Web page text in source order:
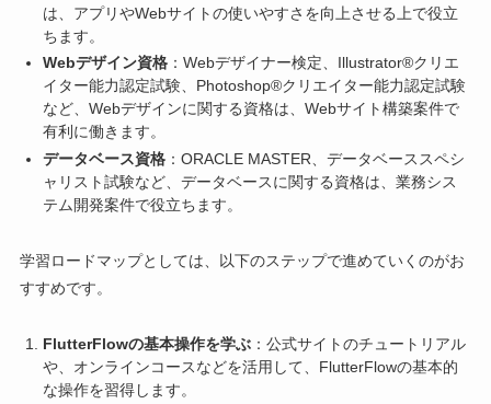
は、アプリやWebサイトの使いやすさを向上させる上で役立
ちます。
Webデザイン資格：Webデザイナー検定、Illustrator®クリエ
イター能力認定試験、Photoshop®クリエイター能力認定試験
など、Webデザインに関する資格は、Webサイト構築案件で
有利に働きます。
データベース資格：ORACLE MASTER、データベーススペシ
ャリスト試験など、データベースに関する資格は、業務シス
テム開発案件で役立ちます。
学習ロードマップとしては、以下のステップで進めていくのがお
すすめです。
FlutterFlowの基本操作を学ぶ：公式サイトのチュートリアル
や、オンラインコースなどを活用して、FlutterFlowの基本的
な操作を習得します。